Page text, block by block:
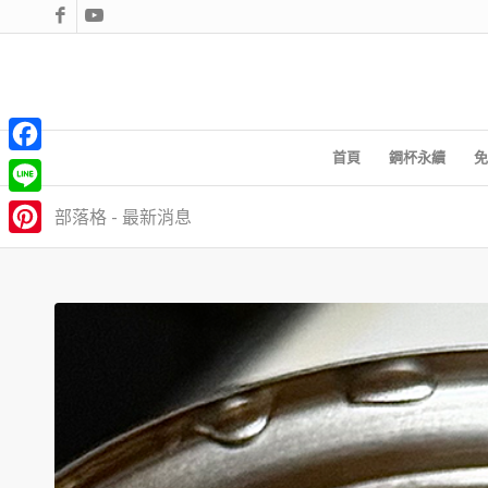
首頁 鋼杯永續
部落格 - 最新消息
Facebook
Line
Pinterest